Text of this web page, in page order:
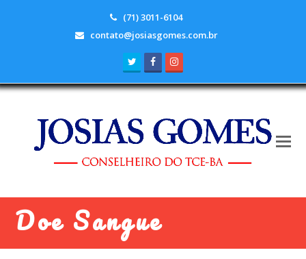
(71) 3011-6104
contato@josiasgomes.com.br
TwitterFacebook
Doe Sangue